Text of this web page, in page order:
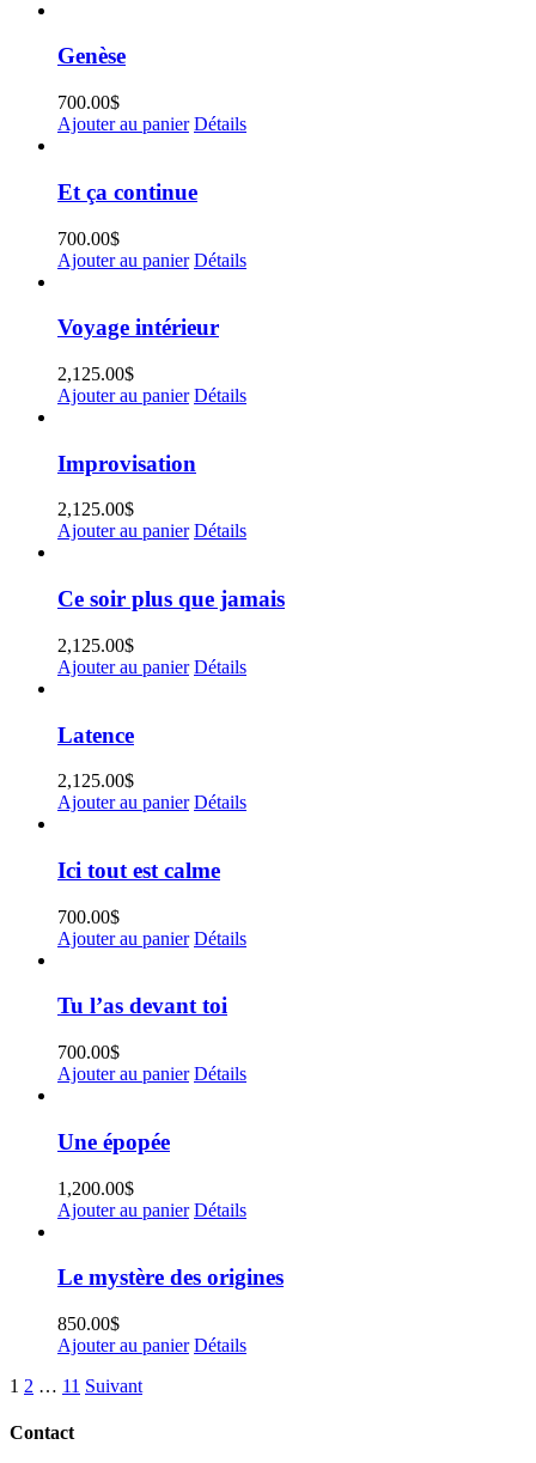
Genèse
700.00$
Ajouter au panier Détails
Et ça continue
700.00$
Ajouter au panier Détails
Voyage intérieur
2,125.00$
Ajouter au panier Détails
Improvisation
2,125.00$
Ajouter au panier Détails
Ce soir plus que jamais
2,125.00$
Ajouter au panier Détails
Latence
2,125.00$
Ajouter au panier Détails
Ici tout est calme
700.00$
Ajouter au panier Détails
Tu l’as devant toi
700.00$
Ajouter au panier Détails
Une épopée
1,200.00$
Ajouter au panier Détails
Le mystère des origines
850.00$
Ajouter au panier Détails
1 2 … 11 Suivant
Contact